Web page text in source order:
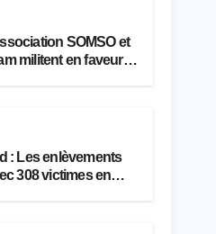
SOMSO et
militent en faveur
: Les enlèvements
308 victimes en